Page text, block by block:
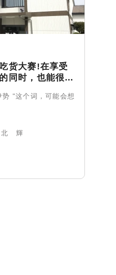
货大赛!在享受
同时，也能很好
"这个词，可能会想
北 輝